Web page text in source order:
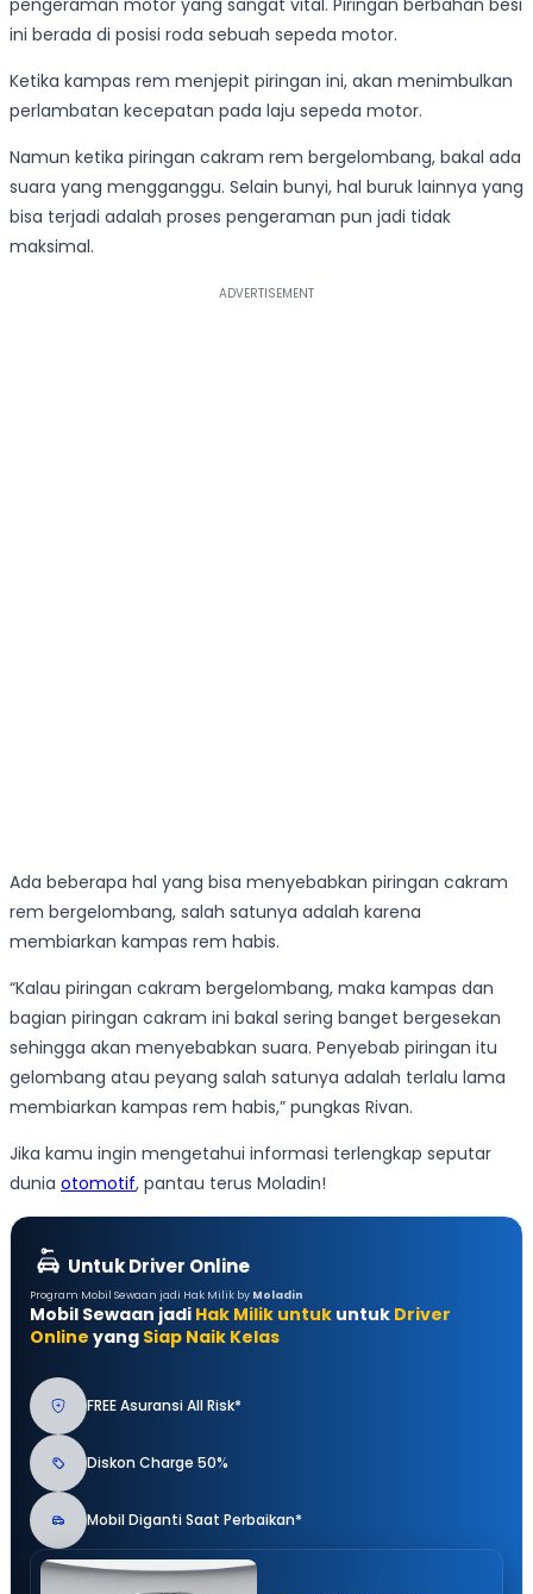
ini berada di posisi roda sebuah sepeda motor.
Ketika kampas rem menjepit piringan ini, akan menimbulkan
perlambatan kecepatan pada laju sepeda motor.
Namun ketika piringan cakram rem bergelombang, bakal ada
suara yang mengganggu. Selain bunyi, hal buruk lainnya yang
bisa terjadi adalah proses pengeraman pun jadi tidak
maksimal.
Ada beberapa hal yang bisa menyebabkan piringan cakram
rem bergelombang, salah satunya adalah karena
membiarkan kampas rem habis.
“Kalau piringan cakram bergelombang, maka kampas dan
bagian piringan cakram ini bakal sering banget bergesekan
sehingga akan menyebabkan suara. Penyebab piringan itu
gelombang atau peyang salah satunya adalah terlalu lama
membiarkan kampas rem habis,” pungkas Rivan.
Jika kamu ingin mengetahui informasi terlengkap seputar
dunia otomotif, pantau terus Moladin!
Untuk Driver Online
Program Mobil Sewaan jadi Hak Milik by Moladin
Mobil Sewaan jadi Hak Milik untuk untuk Driver
Online yang Siap Naik Kelas
FREE Asuransi All Risk*
Diskon Charge 50%
Mobil Diganti Saat Perbaikan*